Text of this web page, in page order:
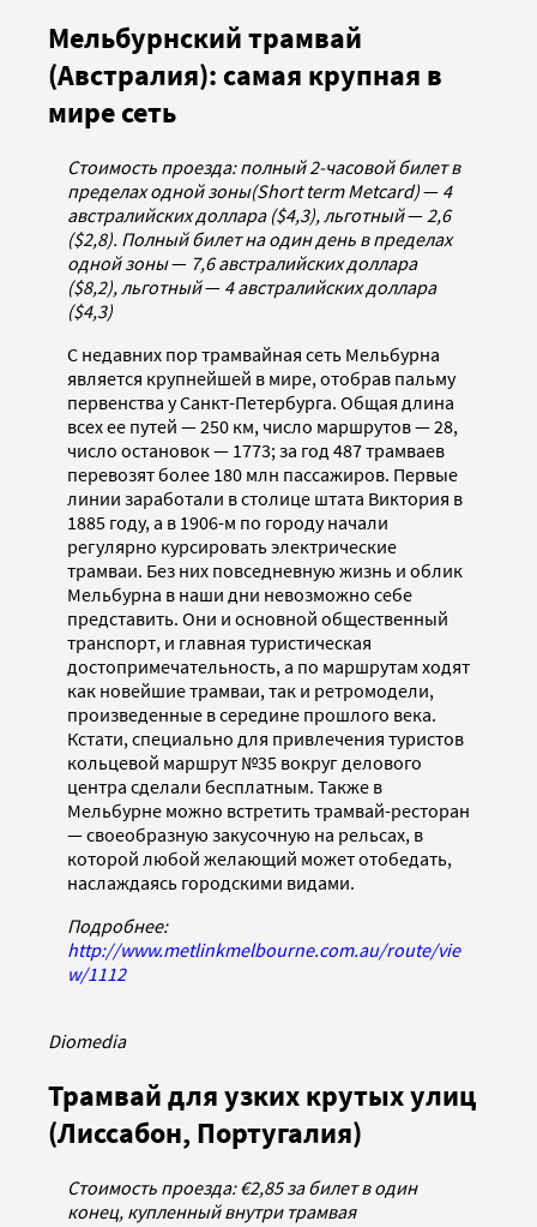
Мельбурнский трамвай
(Австралия): самая крупная в
мире сеть
Стоимость проезда: полный 2-часовой билет в
пределах одной зоны(Short term Metcard)— 4
австралийских доллара ($4,3), льготный—2,6
($2,8). Полный билет на один день в пределах
одной зоны— 7,6 австралийских доллара
($8,2), льготный— 4 австралийских доллара
($4,3)
С недавних пор трамвайная сеть Мельбурна
является крупнейшей в мире, отобрав пальму
первенства у Санкт-Петербурга. Общая длина
всех ее путей — 250 км, число маршрутов — 28,
число остановок — 1773; за год 487 трамваев
перевозят более 180 млн пассажиров. Первые
линии заработали в столице штата Виктория в
1885 году, а в 1906-м по городу начали
регулярно курсировать электрические
трамваи. Без них повседневную жизнь и облик
Мельбурна в наши дни невозможно себе
представить. Они и основной общественный
транспорт, и главная туристическая
достопримечательность, а по маршрутам ходят
как новейшие трамваи, так и ретромодели,
произведенные в середине прошлого века.
Кстати, специально для привлечения туристов
кольцевой маршрут №35 вокруг делового
центра сделали бесплатным. Также в
Мельбурне можно встретить трамвай-ресторан
— своеобразную закусочную на рельсах, в
которой любой желающий может отобедать,
наслаждаясь городскими видами.
Подробнее:
http://www.metlinkmelbourne.com.au/route/vie
w/1112
Diomedia
Трамвай для узких крутых улиц
(Лиссабон, Португалия)
Стоимость проезда: €2,85 за билет в один
конец, купленный внутри трамвая